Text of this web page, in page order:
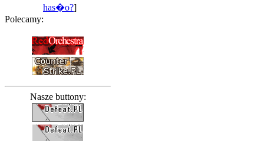
has�o?]
Polecamy:
Nasze buttony: